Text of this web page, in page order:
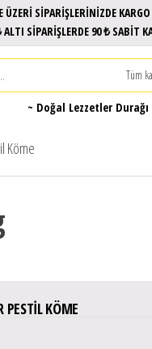
ÜZERİ SİPARİŞLERİNİZDE
ALTI SİPARİŞLERDE 90 ₺ SABİT
~ Doğal Lezzetler Durağı
Pestil
Durağı
PESTIL KÖME